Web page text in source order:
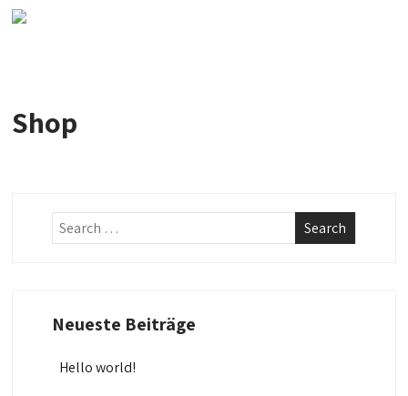
Shop
Neueste Beiträge
Hello world!